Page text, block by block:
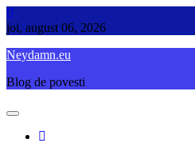
Skip
to
joi, august 06, 2026
Neydamn.eu
Blog de povesti